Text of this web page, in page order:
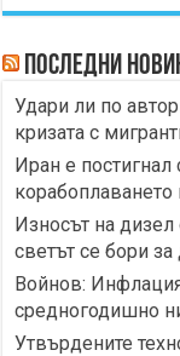
Последни
Удари ли по
кризата с
Иран е
Износът на
светът се бори
Войнов:
средногодишно
Утвърдените